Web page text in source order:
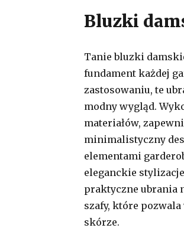
Bluzki
Tanie bluzki
fundament każdej
zastosowaniu, te
modny wygląd.
materiałów,
minimalistyczny
elementami
eleganckie
praktyczne ubrania
szafy, które
skórze.